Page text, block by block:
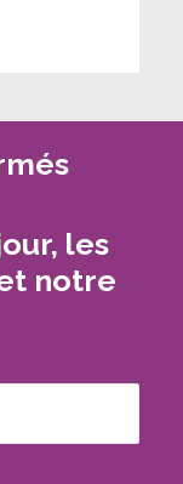
les
notre